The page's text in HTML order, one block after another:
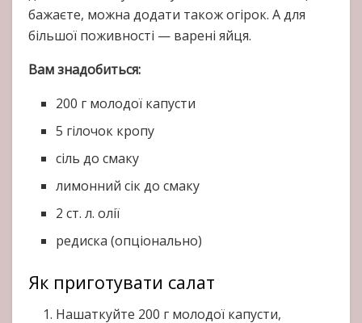
бажаєте, можна додати також огірок. А для
більшої поживності — варені яйця.
Вам знадобиться:
200 г молодої капусти
5 гілочок кропу
сіль до смаку
лимонний сік до смаку
2 ст. л. олії
редиска (опціонально)
Як приготувати салат
Нашаткуйте 200 г молодої капусти,